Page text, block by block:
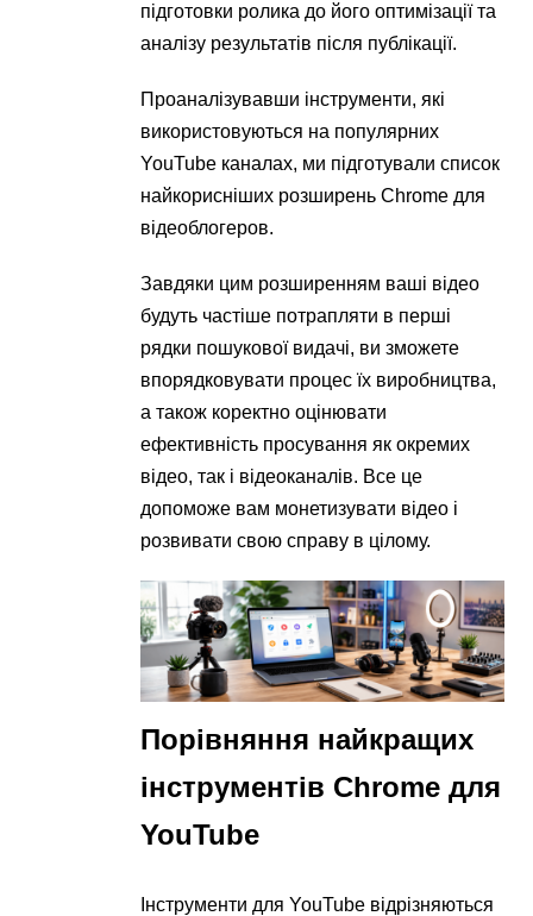
підготовки ролика до його оптимізації та
аналізу результатів після публікації.
Проаналізувавши інструменти, які
використовуються на популярних
YouTube каналах, ми підготували список
найкорисніших розширень Chrome для
відеоблогеров.
Завдяки цим розширенням ваші відео
будуть частіше потрапляти в перші
рядки пошукової видачі, ви зможете
впорядковувати процес їх виробництва,
а також коректно оцінювати
ефективність просування як окремих
відео, так і відеоканалів. Все це
допоможе вам монетизувати відео і
розвивати свою справу в цілому.
Порівняння найкращих
інструментів Chrome для
YouTube
Інструменти для YouTube відрізняються